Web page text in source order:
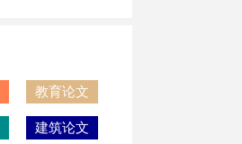
教育论文
建筑论文